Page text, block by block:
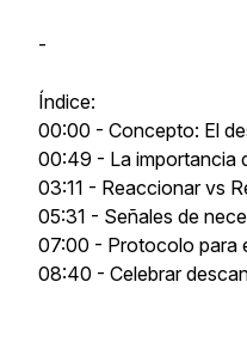
-
Índice:
00:00 - Concepto: El
00:49 - La importancia
03:11 - Reaccionar vs
05:31 - Señales de
07:00 - Protocolo para
08:40 - Celebrar